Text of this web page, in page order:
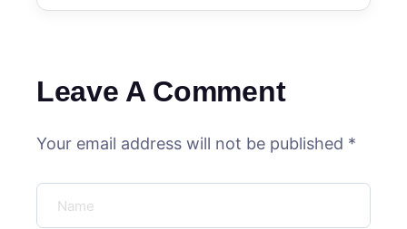
Leave A Comment
Your email address will not be published *